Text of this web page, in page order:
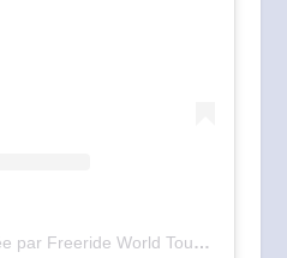
Une publication partagée par Freeride World Tour (@freerideworldtour)